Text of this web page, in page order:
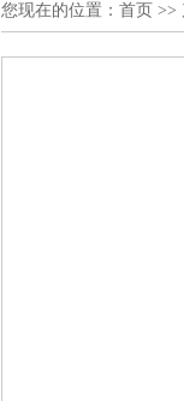
您现在的位置： 首页 >>